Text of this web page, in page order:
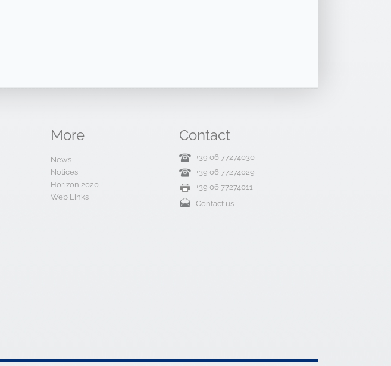
More
News
Notices
Horizon 2020
Web Links
Contact
+39 06 77274030
+39 06 77274029
+39 06 77274011
Contact us